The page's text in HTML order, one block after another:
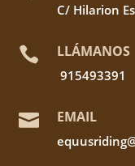
C/ Hilarion
 LLÁMANOS
915493391
 EMAIL